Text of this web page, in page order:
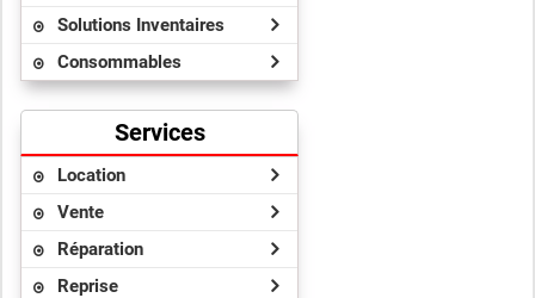
Solutions Inventaires
Consommables
Services
Location
Vente
Réparation
Reprise